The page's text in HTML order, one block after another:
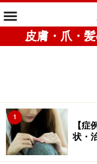
皮膚・爪・
1
【
状・